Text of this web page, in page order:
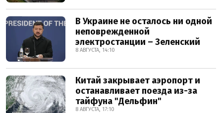
В Украине не осталось ни одной
неповрежденной
электростанции – Зеленский
8 АВГУСТА, 14:10
Китай закрывает аэропорт и
останавливает поезда из-за
тайфуна "Дельфин"
8 АВГУСТА, 17:10